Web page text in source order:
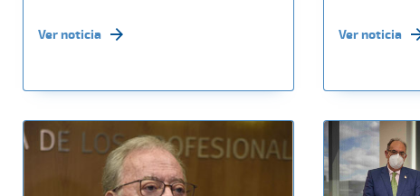
Ver noticia Ver noticia